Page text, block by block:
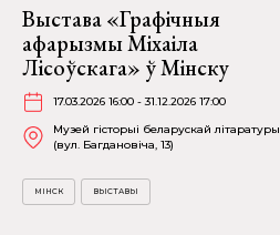
Выстава «Графічныя
афарызмы Міхаіла
Лісоўскага» ў Мінску
17.03.2026 16:00 - 31.12.2026 17:00
Музей гісторыі беларускай літаратуры
(вул. Багдановіча, 13)
МІНСК ВЫСТАВЫ